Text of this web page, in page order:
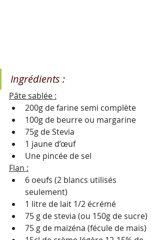
Ingrédients :
Pâte sablée :
200g de farine semi complète
100g de beurre ou margarine
75g de Stevia
1 jaune d’œuf
Une pincée de sel
Flan :
6 oeufs (2 blancs utilisés
seulement)
1 litre de lait 1/2 écrémé
75 g de stevia (ou 150g de sucre)
75 g de maizéna (fécule de maïs)